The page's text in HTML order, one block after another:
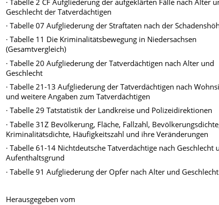
Geschlecht der Tatverdächtigen
· Tabelle 07 Aufgliederung der Straftaten nach der
· Tabelle 11 Die Kriminalitätsbewegung in Niedersachsen
(Gesamtvergleich)
· Tabelle 20 Aufgliederung der Tatverdächtigen nach Alter und
Geschlecht
· Tabelle 21-13 Aufgliederung der Tatverdächtigen nach
und weitere Angaben zum Tatverdächtigen
· Tabelle 29 Tatstatistik der Landkreise und Polizeidirektionen
· Tabelle 31Z Bevölkerung, Fläche, Fallzahl,
Kriminalitätsdichte, Häufigkeitszahl und ihre Veränderungen
· Tabelle 61-14 Nichtdeutsche Tatverdächtige nach Geschlecht
Aufenthaltsgrund
· Tabelle 91 Aufgliederung der Opfer nach Alter und Geschlecht
Herausgegeben vom